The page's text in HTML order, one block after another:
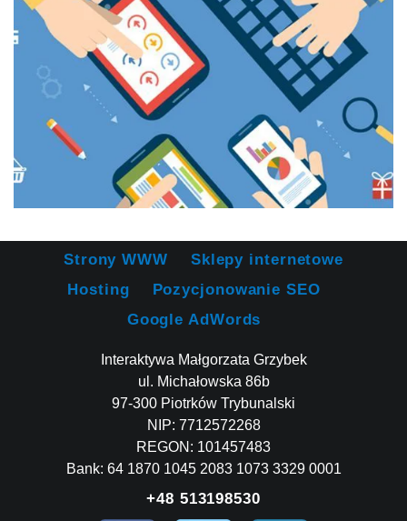
Strony WWW
Sklepy internetowe
Hosting
Pozycjonowanie SEO
Google AdWords
Interaktywa Małgorzata Grzybek
ul. Michałowska 86b
97-300 Piotrków Trybunalski
NIP: 7712572268
REGON: 101457483
Bank: 64 1870 1045 2083 1073 3329 0001
+48 513198530